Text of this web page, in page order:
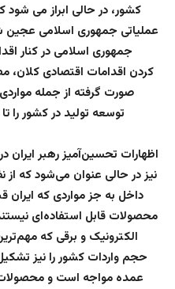
کشور، در حالی ابراز می شود
عملیاتی جمهوری اسلامی عجین
جمهوری اسلامی در کنار
کردن اقدامات اقتصادی کلان،
صورت گرفته از جمله
توسعه تولید در کشور را
اظهارات تحسین‌آمیز رهبر
نیز در حالی عنوان می‌شود که
داخل به جز مواردی که ایران
محصولات قابل استفاده‌ای
الکترونیک و برقی که
حجم واردات کشور را نیز
عمده مواجه است و